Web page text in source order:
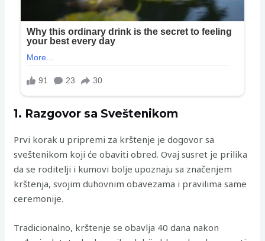
1. Razgovor sa Sveštenikom
Prvi korak u pripremi za krštenje je dogovor sa
sveštenikom koji će obaviti obred. Ovaj susret je prilika
da se roditelji i kumovi bolje upoznaju sa značenjem
krštenja, svojim duhovnim obavezama i pravilima same
ceremonije.
Tradicionalno, krštenje se obavlja 40 dana nakon